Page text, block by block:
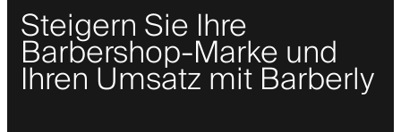
Steigern Sie Ihre
Barbershop-Marke und
Ihren Umsatz mit Barberly